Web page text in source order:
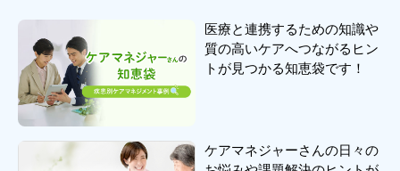
医療と連携するための知識や
質の高いケアへつながるヒン
トが見つかる知恵袋です！
ケアマネジャーさんの日々の